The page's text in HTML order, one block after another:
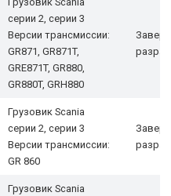
серии 2, серии 3
Версии трансмиссии:
GR871, GR871T,
GRE871T, GR880,
GR880T, GRH880
Грузовик Scania
серии 2, серии 3
Версии трансмиссии:
GR 860
Грузовик Scania